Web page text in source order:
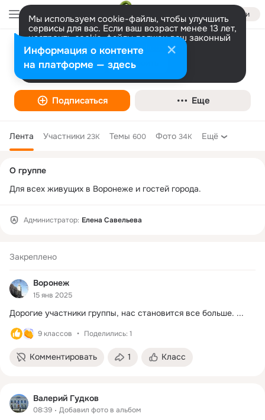
Войти
Мы используем cookie-файлы, чтобы улучшить
сервисы для вас. Если ваш возраст менее 13 лет,
настроить cookie-файлы должен ваш законный
представитель. Больше информации
Разрешить все Настроить
Воронеж
Подписаться Еще
Лента Участники 23K Темы 600 Фото 34K Ещё
Закреплено
Воронеж
15 янв 2025
Дорогие участники группы, нас становится все больше. ...
9 классов Поделились: 1
Комментировать 1 Класс
Валерий Гудков
08:39 Добавил фото в альбом
колонка
О группе
Для всех живущих в Воронеже и гостей города.
Администратор: Елена Савельева
Информация о контенте
на платформе — здесь